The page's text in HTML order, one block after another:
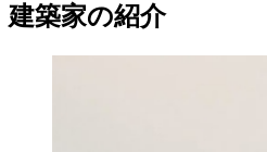
建築家の紹介